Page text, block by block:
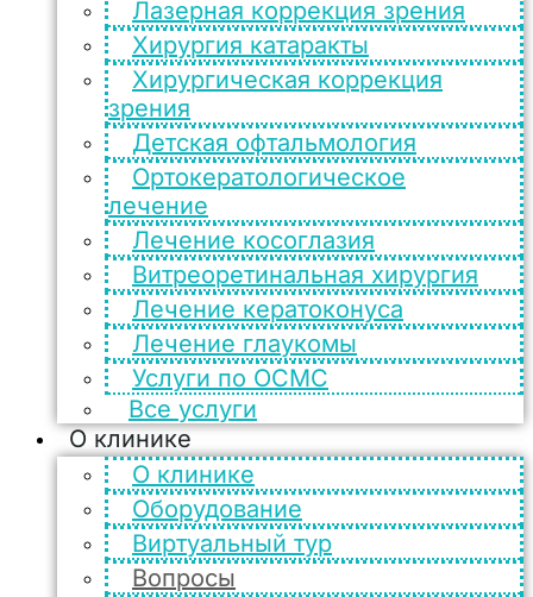
Лазерная коррекция зрения
Хирургия катаракты
Хирургическая коррекция
зрения
Детская офтальмология
Ортокератологическое
лечение
Лечение косоглазия
Витреоретинальная хирургия
Лечение кератоконуса
Лечение глаукомы
Услуги по ОСМС
Все услуги
О клинике
О клинике
Оборудование
Виртуальный тур
Вопросы